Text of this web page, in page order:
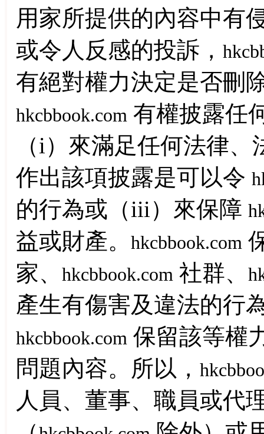
用家所提供的內容中有
或令人反感的投訴，
有絕對權力決定是否刪
hkcbbook.com 有權披露任
（i）來滿足任何法律
作出該項披露是可以令
的行為或（iii）來保障
益或財產。 hkcbbook.com
家、
hkcbbook.com 社群、
產生有傷害及違法的行
hkcbbook.com 保留該等權
問題內容。所以，
人員、董事、職員或代